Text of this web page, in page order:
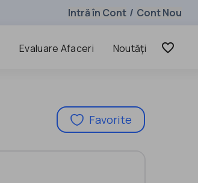
Intră în Cont / Cont Nou
Evaluare Afaceri Noutăţi favorite_border
Favorite